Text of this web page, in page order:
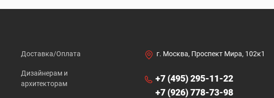
Доставка/Оплата
Дизайнерам и
архитекторам
г. Москва, Проспект Мира, 102к1
+7 (495) 295-11-22
+7 (926) 778-73-98